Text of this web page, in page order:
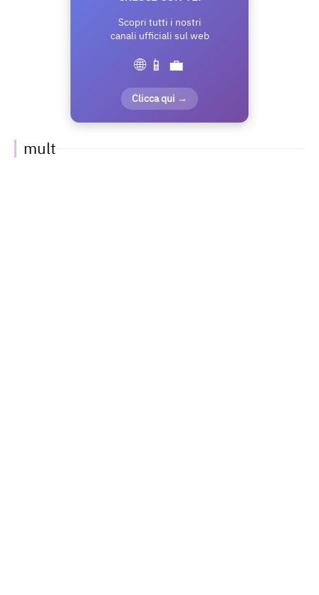
Scopri tutti i nostri
canali ufficiali sul web
🌐 📱 💼
Clicca qui →
mult